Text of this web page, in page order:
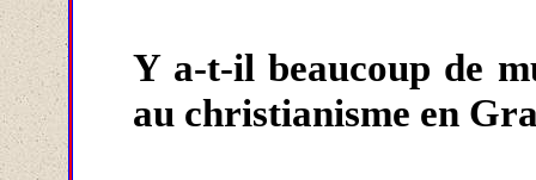
Y a-t-il beaucoup de
au christianisme en